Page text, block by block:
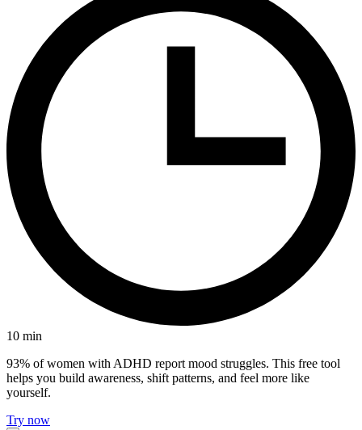
10 min
93% of women with ADHD report mood struggles. This free tool
helps you build awareness, shift patterns, and feel more like
yourself.
Try now